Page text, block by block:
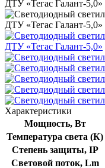
Характеристики
Мощность, Вт
Температура света (К)
Степень защиты, IP
Световой поток, Lm